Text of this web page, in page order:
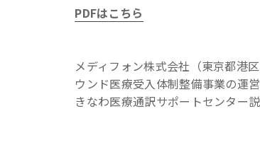
PDFはこちら
メディフォン株式会社（東京都港
ウンド医療受入体制整備事業の運
きなわ医療通訳サポートセンター